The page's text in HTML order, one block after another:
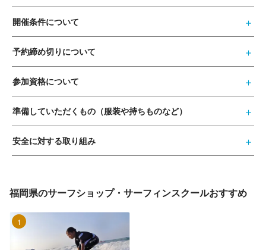
開催条件について
予約締め切りについて
参加資格について
準備していただくもの（服装や持ちものなど）
安全に対する取り組み
福岡県のサーフショップ・サーフィンスクールおすすめ